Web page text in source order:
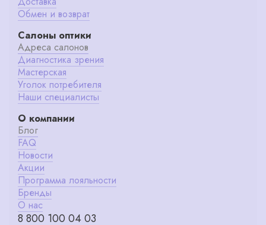
Обмен и возврат
Салоны оптики
Адреса салонов
Диагностика зрения
Мастерская
Уголок потребителя
Наши специалисты
О компании
Блог
FAQ
Новости
Акции
Программа лояльности
Бренды
О нас
8 800 100 04 03